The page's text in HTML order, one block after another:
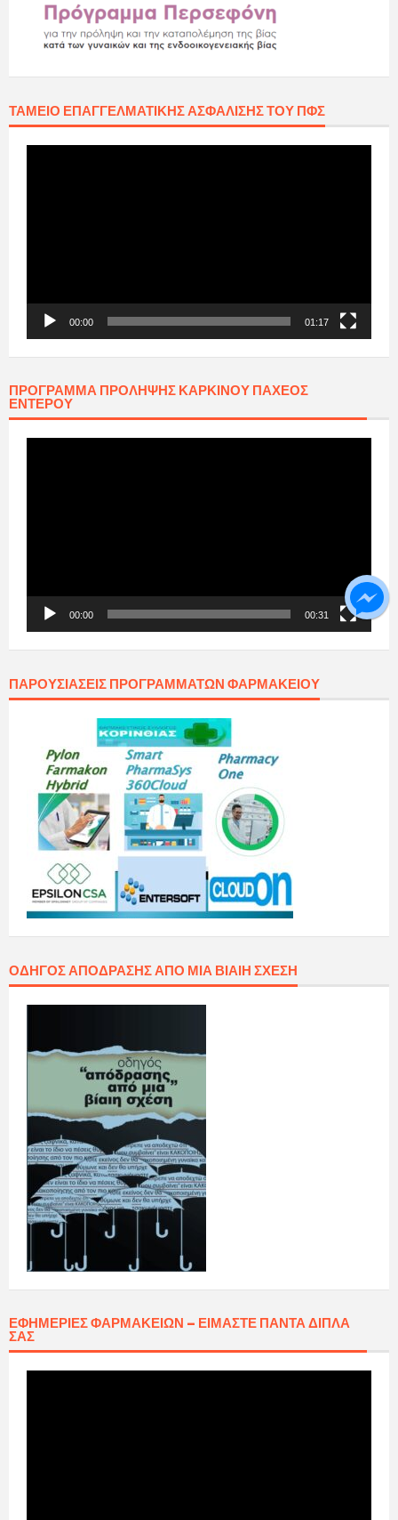
ΤΑΜΕΊΟ ΕΠΑΓΓΕΛΜΑΤΙΚΉΣ ΑΣΦΆΛΙΣΗΣ ΤΟΥ ΠΦΣ
00:00 01:17
ΠΡΟΓΡΑΜΜΑ ΠΡΟΛΗΨΗΣ ΚΑΡΚΙΝΟΥ ΠΑΧΕΟΣ
ΕΝΤΕΡΟΥ
00:00 00:31
ΠΑΡΟΥΣΙΆΣΕΙΣ ΠΡΟΓΡΑΜΜΆΤΩΝ ΦΑΡΜΑΚΕΊΟΥ
ΟΔΗΓΌΣ ΑΠΌΔΡΑΣΗΣ ΑΠΌ ΜΙΑ ΒΊΑΙΗ ΣΧΈΣΗ
ΕΦΗΜΕΡΊΕΣ ΦΑΡΜΑΚΕΊΩΝ – ΕΊΜΑΣΤΕ ΠΆΝΤΑ ΔΊΠΛΑ
ΣΑΣ